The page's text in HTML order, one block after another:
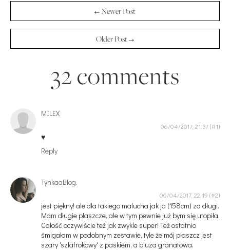
← Newer Post
Older Post →
32 comments
MILEX
06/04/2017, 21:37
♥
Reply
TynkaaBlog.
06/04/2017, 22:19
jest piękny! ale dla takiego malucha jak ja (158cm) za długi.
Mam długie płaszcze, ale w tym pewnie już bym się utopiła.
Całość oczywiście też jak zwykle super! Też ostatnio
śmigałam w podobnym zestawie, tyle że mój płaszcz jest
szary 'szlafrokowy' z paskiem, a bluza granatowa.